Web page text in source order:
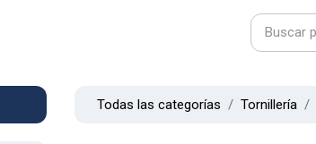
Todas las categorías Tornillería